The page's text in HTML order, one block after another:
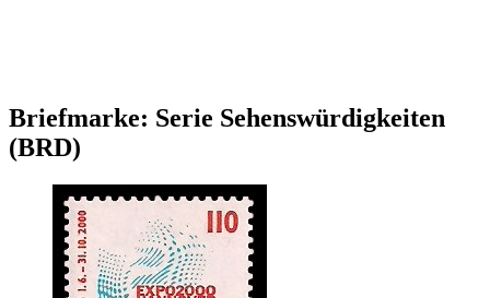
Briefmarke: Serie Sehenswürdigkeiten
(BRD)